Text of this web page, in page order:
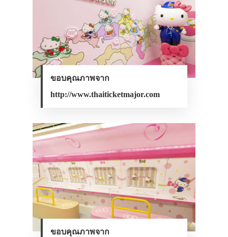
ขอบคุณภาพจาก
http://www.thaiticketmajor.com
ขอบคุณภาพจาก